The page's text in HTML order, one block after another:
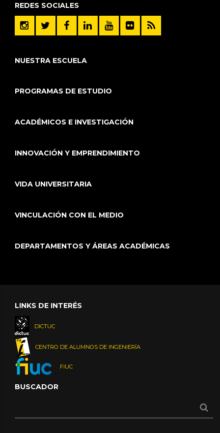
REDES SOCIALES
NUESTRA ESCUELA
PROGRAMAS DE ESTUDIO
ACADÉMICOS E INVESTIGACIÓN
INNOVACIÓN Y EMPRENDIMIENTO
VIDA UNIVERSITARIA
VINCULACIÓN CON EL MEDIO
DEPARTAMENTOS Y ÁREAS ACADÉMICAS
LINKS DE INTERÉS
DICTUC
CENTRO DE ALUMNOS DE INGENIERÍA
FIUC
BUSCADOR